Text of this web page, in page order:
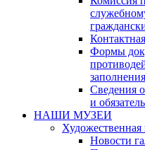
Формы
заполнения
Сведения
и
НАШИ МУЗЕИ
Художественная
Новости